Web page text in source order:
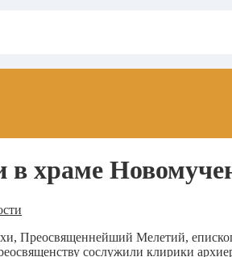
храме
Преосвященнейший Мелетий,
сослужили клирики